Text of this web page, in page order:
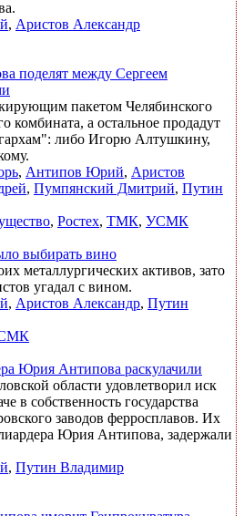
, Аристов Александр
поделят между Сергеем
пакетом Челябинского
комбината, а остальное продадут
либо Игорю Алтушкину,
, Антипов Юрий, Аристов
, Пумпянский Дмитрий, Путин
, Ростех, ТМК, УСМК
выбирать вино
металлургических активов, зато
угадал с вином.
, Аристов Александр, Путин
Юрия Антипова раскулачили
области удовлетворил иск
в собственность государства
заводов ферросплавов. Их
Юрия Антипова, задержали
, Путин Владимир